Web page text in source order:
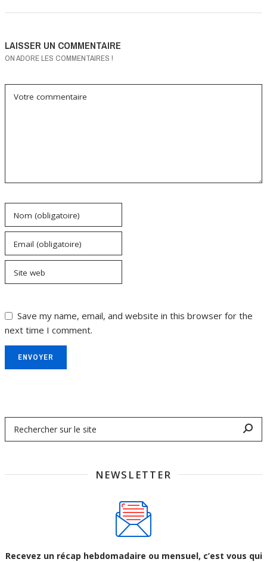
LAISSER UN COMMENTAIRE
ON ADORE LES COMMENTAIRES !
Votre commentaire
Nom (obligatoire)
Email (obligatoire)
Site web
Save my name, email, and website in this browser for the
next time I comment.
ENVOYER
NEWSLETTER
Recevez un récap hebdomadaire ou mensuel, c’est vous qui